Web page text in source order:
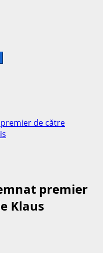
de către
premier
Klaus